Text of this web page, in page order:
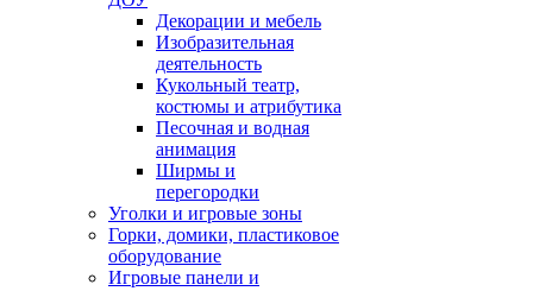
Декорации и мебель
Изобразительная
деятельность
Кукольный театр,
костюмы и атрибутика
Песочная и водная
анимация
Ширмы и
перегородки
Уголки и игровые зоны
Горки, домики, пластиковое
оборудование
Игровые панели и